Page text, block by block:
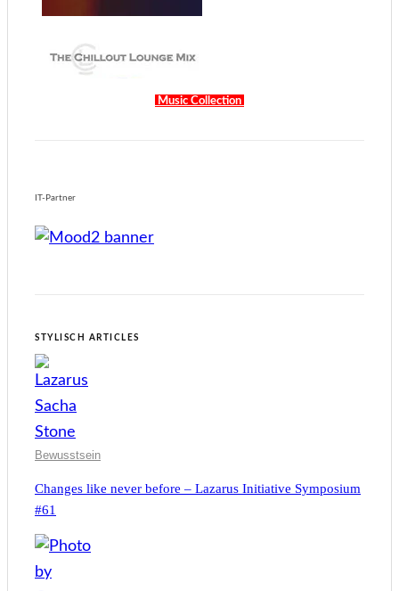
Music Collection
IT-Partner
STYLISCH ARTICLES
Bewusstsein
Changes like never before – Lazarus Initiative Symposium
#61